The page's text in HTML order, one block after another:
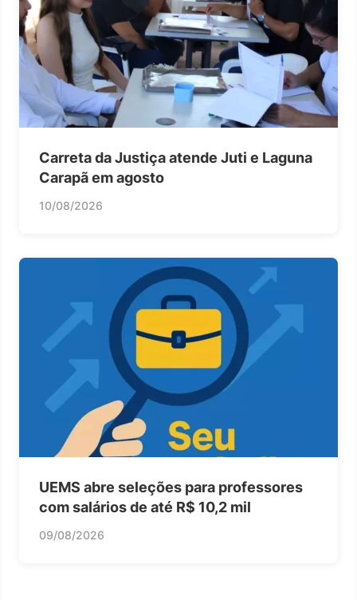
Carreta da Justiça atende Juti e Laguna
Carapã em agosto
10/08/2026
UEMS abre seleções para professores
com salários de até R$ 10,2 mil
09/08/2026